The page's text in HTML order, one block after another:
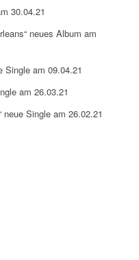
30.04.21
neues Album am
Single am 09.04.21
am 26.03.21
neue Single am 26.02.21